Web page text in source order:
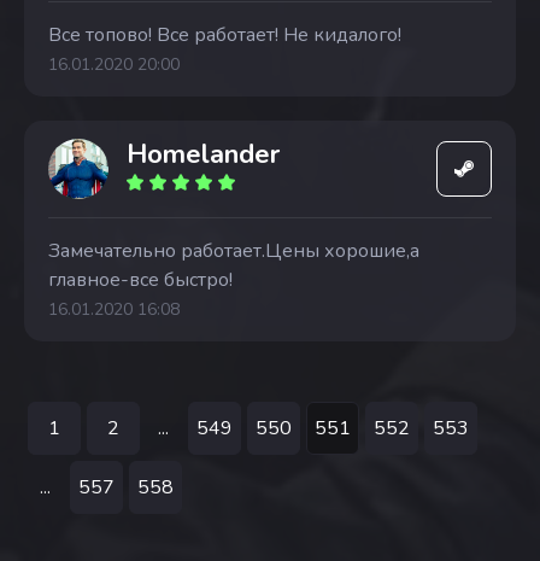
Все топово! Все работает! Не кидалого!
16.01.2020 20:00
Homelander
Замечательно работает.Цены хорошие,а
главное-все быстро!
16.01.2020 16:08
1 2 ... 549 550 551 552 553
... 557 558